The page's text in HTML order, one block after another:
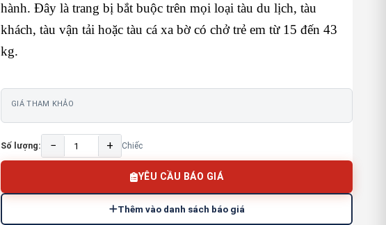
hành. Đây là trang bị bắt buộc trên mọi loại tàu du lịch, tàu
khách, tàu vận tải hoặc tàu cá xa bờ có chở trẻ em từ 15 đến 43
kg.
GIÁ THAM KHẢO
Số lượng: − + Chiếc
YÊU CẦU BÁO GIÁ
Thêm vào danh sách báo giá